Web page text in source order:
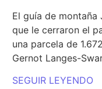
El guía de montaña
que le cerraron el
una parcela de
Gernot Langes-
SEGUIR LEYENDO